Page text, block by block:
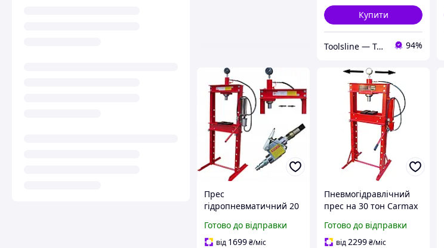
Купити
Toolsline — Твоя лінія інструменту 94%
Прес
гідропневматичний 20
пневмогідравлічний 20
тон
Готово до відправки
від 1699₴/міс
Пневмогідравлічний
прес на 30 тон Carmax
прес 30т
Готово до відправки
від2299₴/міс